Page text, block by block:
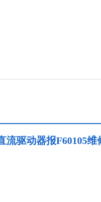
流驱动器报F60105维